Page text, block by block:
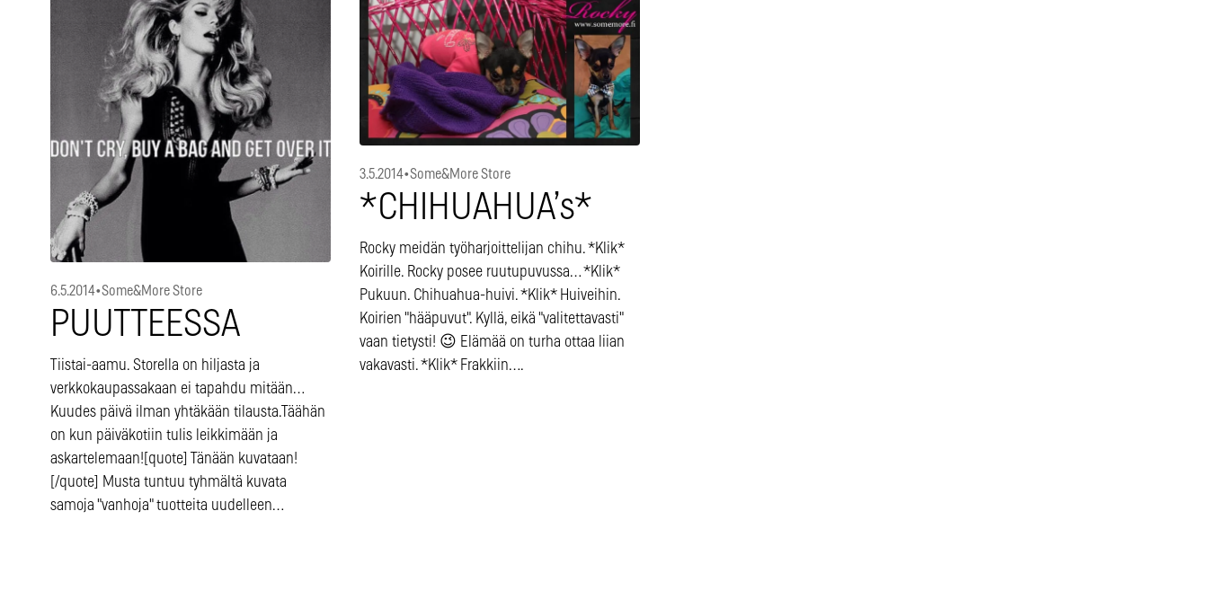
6.5.2014•Some&More Store
PUUTTEESSA
Tiistai-aamu. Storella on hiljasta ja
verkkokaupassakaan ei tapahdu mitään…
Kuudes päivä ilman yhtäkään tilausta.Täähän
on kun päiväkotiin tulis leikkimään ja
askartelemaan![quote] Tänään kuvataan!
[/quote] Musta tuntuu tyhmältä kuvata
samoja "vanhoja" tuotteita uudelleen…
3.5.2014•Some&More Store
*CHIHUAHUA’s*
Rocky meidän työharjoittelijan chihu. *Klik*
Koirille. Rocky posee ruutupuvussa… *Klik*
Pukuun. Chihuahua-huivi. *Klik* Huiveihin.
Koirien "hääpuvut". Kyllä, eikä "valitettavasti"
vaan tietysti! 😉 Elämää on turha ottaa liian
vakavasti. *Klik* Frakkiin….